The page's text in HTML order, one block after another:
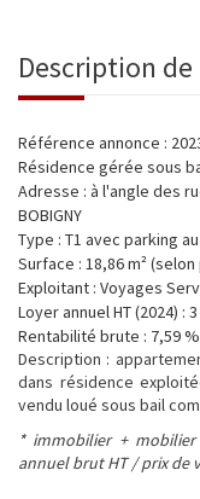
description
Référence annonce :
Résidence gérée sous
Adresse : à l'angle des
BOBIGNY
Type : T1 avec parking
Surface : 18,86 m²
Exploitant : Voyages
Loyer annuel HT (2024) :
Rentabilité brute : 7,59
Description :
dans résidence
vendu loué sous bail
* immobilier +
annuel brut HT / prix de